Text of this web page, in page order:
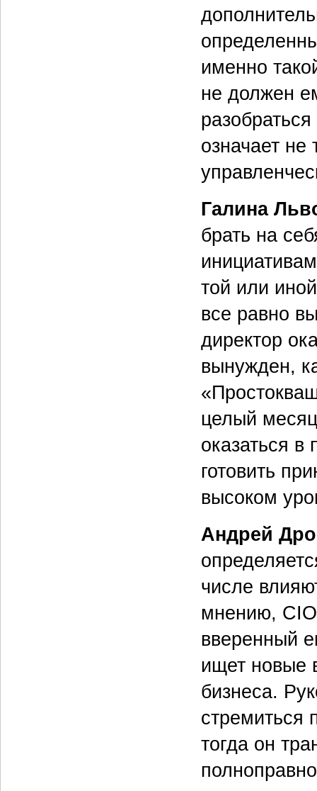
именно
не должен
означает не
Галина
брать на
той или
все равно
директор
вынужден,
целый
оказаться в
готовить
высоком
Андрей
числе
мнению,
вверенный
ищет новые
бизнеса.
стремиться
тогда он